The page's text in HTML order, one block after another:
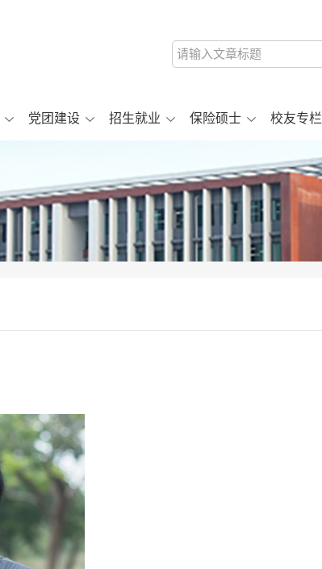
党团建设 招生就业 保险硕士 校友专栏